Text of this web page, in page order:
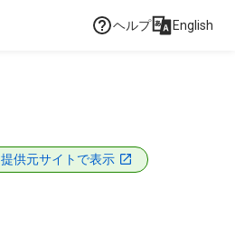
ヘルプ English
提供元サイトで表示